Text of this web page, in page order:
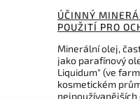
ÚČINNÝ
POUŽITÍ PRO
Minerální olej,
jako parafínový
Liquidum" (ve
kosmetickém